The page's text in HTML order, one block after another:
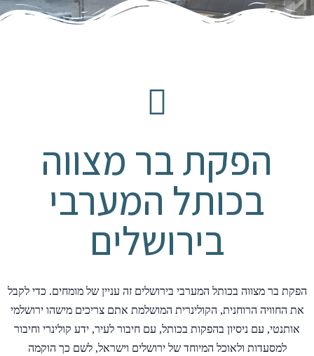
הפקת בר מצווה
בכותל המערבי
בירושלים
הפקת בר מצווה בכותל המערבי בירושלים זה עניין של מומחים. כדי לקבל
את החוויה הרוחנית, הקולינרית המושלמת אתם צריכים מישהו ירושלמי
אותנטי, עם ניסיון בהפקות בכותל, עם חיבור לעיר, ידע קולינרי וחיבור
למסעדות ולאוכל המיוחד של ירושלים וישראל, לשם כך הוקמה